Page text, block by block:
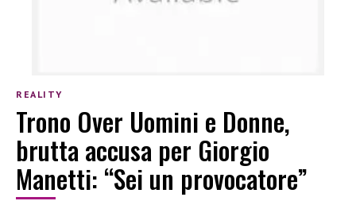
REALITY
Trono Over Uomini e Donne,
brutta accusa per Giorgio
Manetti: “Sei un provocatore”